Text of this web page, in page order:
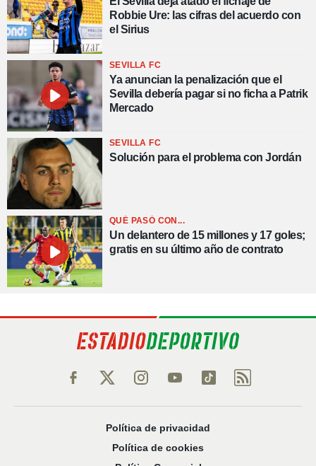
Robbie Ure: las cifras del acuerdo con
el Sirius
SEVILLA FC
Ya anuncian la penalización que el
Sevilla debería pagar si no ficha a Patrik
Mercado
SEVILLA FC
Solución para el problema con Jordán
QUÉ PASÓ CON...
Un delantero de 15 millones y 17 goles;
gratis en su último año de contrato
Política de privacidad
Política de cookies